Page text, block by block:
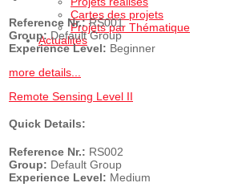
Cartes des projets
Projets par Thématique
Actualités
Reference Nr.:RS001
Group: Default Group
Experience Level: Beginner
more details...
Remote Sensing Level II
Quick Details:
Reference Nr.: RS002
Group: Default Group
Experience Level: Medium